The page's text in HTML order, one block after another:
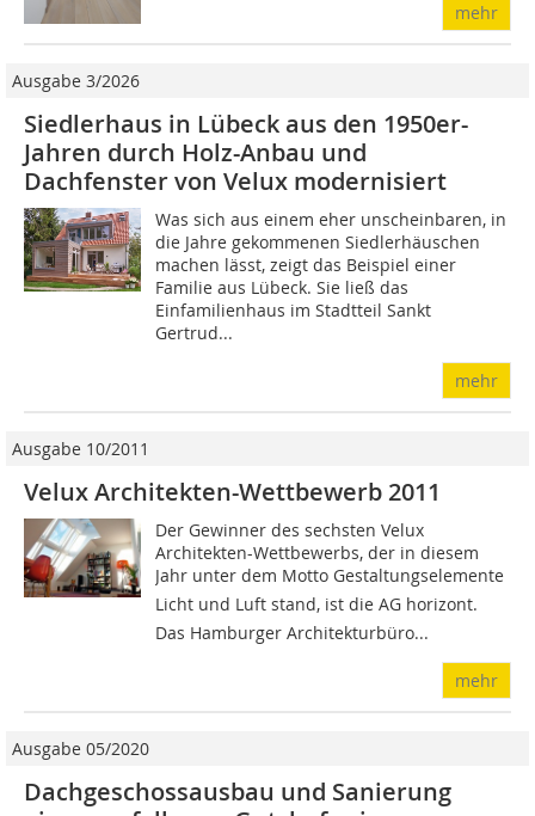
mehr
Ausgabe 3/2026
Siedlerhaus in Lübeck aus den 1950er-
Jahren durch Holz-Anbau und
Dachfenster von Velux modernisiert
Was sich aus einem eher unscheinbaren, in
die Jahre gekommenen Siedlerhäuschen
machen lässt, zeigt das Beispiel einer
Familie aus Lübeck. Sie ließ das
Einfamilienhaus im Stadtteil Sankt
Gertrud...
mehr
Ausgabe 10/2011
Velux Architekten-Wettbewerb 2011
Der Gewinner des sechsten Velux
Architekten-Wettbewerbs, der in diesem
Jahr unter dem Motto Gestaltungselemente
Licht und Luft stand, ist die AG horizont.
Das Hamburger Architekturbüro...
mehr
Ausgabe 05/2020
Dachgeschossausbau und Sanierung